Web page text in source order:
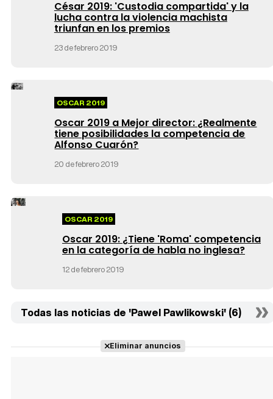
César 2019: 'Custodia compartida' y la
lucha contra la violencia machista
triunfan en los premios
23 de febrero 2019
OSCAR 2019
Oscar 2019 a Mejor director: ¿Realmente
tiene posibilidades la competencia de
Alfonso Cuarón?
20 de febrero 2019
OSCAR 2019
Oscar 2019: ¿Tiene 'Roma' competencia
en la categoría de habla no inglesa?
12 de febrero 2019
Todas las noticias de 'Pawel Pawlikowski' (6)
Eliminar anuncios